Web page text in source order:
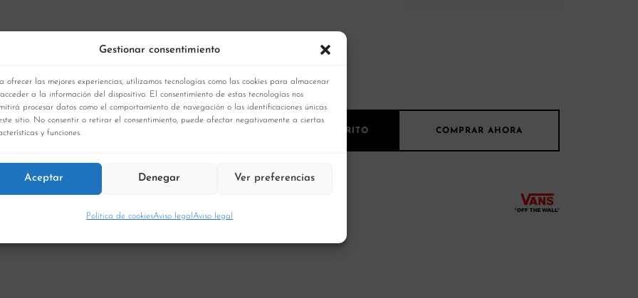
Gestionar consentimiento
ofrecer las mejores experiencias, utilizamos tecnologías como las cookies para almacenar
a la información del dispositivo. El consentimiento de estas tecnologías nos
procesar datos como el comportamiento de navegación o las identificaciones únicas
sitio. No consentir o retirar el consentimiento, puede afectar negativamente a ciertas
y funciones.
Aceptar Denegar Ver preferencias
Política de cookiesAviso legal Aviso legal
AÑADIR AL CARRITO COMPRAR AHORA